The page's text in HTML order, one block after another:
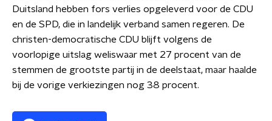
Duitsland hebben fors verlies opgeleverd voor de CDU
en de SPD, die in landelijk verband samen regeren. De
christen-democratische CDU blijft volgens de
voorlopige uitslag weliswaar met 27 procent van de
stemmen de grootste partij in de deelstaat, maar haalde
bij de vorige verkiezingen nog 38 procent.